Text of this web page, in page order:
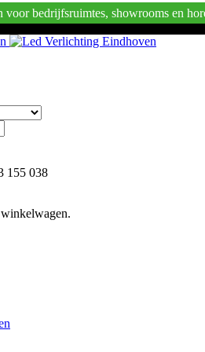
bedrijfsruimtes, showrooms en
155 038